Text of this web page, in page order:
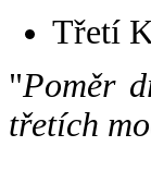
Třetí
"Poměr
třetích